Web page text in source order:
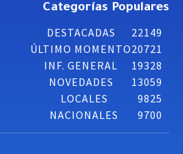
Categorías Populares
DESTACADAS
22149
ÚLTIMO MOMENTO20721
INF. GENERAL
19328
NOVEDADES
13059
LOCALES
9825
NACIONALES
9700